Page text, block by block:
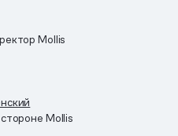
Mollis
Mollis